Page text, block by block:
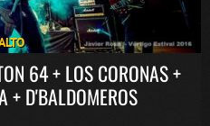
64 + LOS CORONAS +
+ D'BALDOMEROS